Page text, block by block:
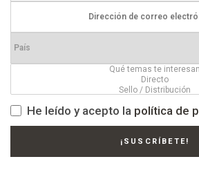
He leído y acepto la política de